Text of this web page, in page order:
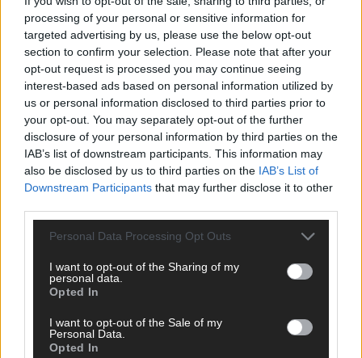
processing of your personal or sensitive information for
targeted advertising by us, please use the below opt-out
section to confirm your selection. Please note that after your
opt-out request is processed you may continue seeing
interest-based ads based on personal information utilized by
us or personal information disclosed to third parties prior to
your opt-out. You may separately opt-out of the further
disclosure of your personal information by third parties on the
IAB’s list of downstream participants. This information may
also be disclosed by us to third parties on the IAB’s List of
Downstream Participants that may further disclose it to other
Personal Data Processing Opt Outs
I want to opt-out of the Sharing of my
personal data.
Opted In
I want to opt-out of the Sale of my
Personal Data.
Opted In
WERBE BEI UNS!
CHECK UNS AUF FACEBOOK